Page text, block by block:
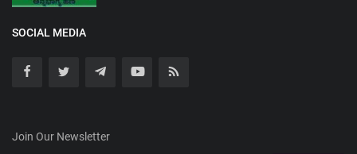
SOCIAL MEDIA
Join Our Newsletter